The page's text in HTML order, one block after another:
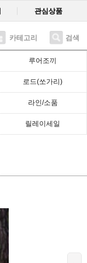
관심상품
카테고리 검색
루어조끼
로드(쏘가리)
라인/소품
릴레이세일
Recent